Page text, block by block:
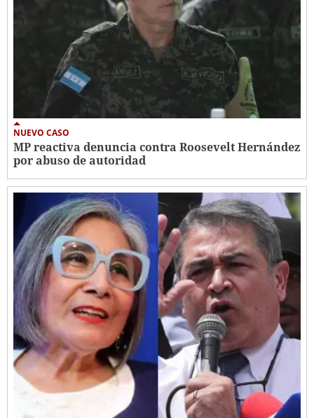
NUEVO CASO
MP reactiva denuncia contra Roosevelt Hernández
por abuso de autoridad